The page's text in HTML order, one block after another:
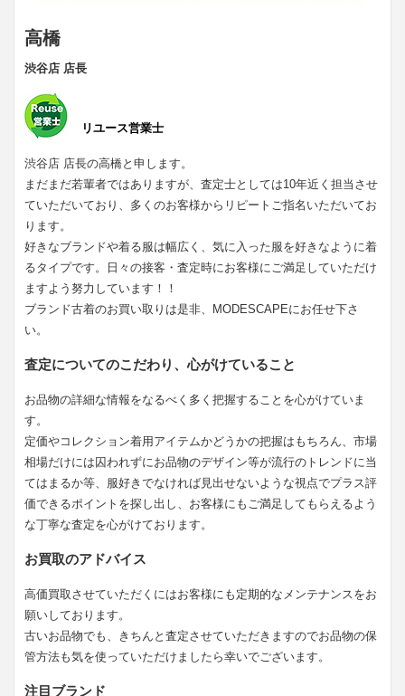
高橋
渋谷店 店長
リユース営業士
渋谷店 店長の高橋と申します。
まだまだ若輩者ではありますが、査定士としては10年近く担当させ
ていただいており、多くのお客様からリピートご指名いただいてお
ります。
好きなブランドや着る服は幅広く、気に入った服を好きなように着
るタイプです。日々の接客・査定時にお客様にご満足していただけ
ますよう努力しています！！
ブランド古着のお買い取りは是非、MODESCAPEにお任せ下さ
い。
査定についてのこだわり、心がけていること
お品物の詳細な情報をなるべく多く把握することを心がけていま
す。
定価やコレクション着用アイテムかどうかの把握はもちろん、市場
相場だけには囚われずにお品物のデザイン等が流行のトレンドに当
てはまるか等、服好きでなければ見出せないような視点でプラス評
価できるポイントを探し出し、お客様にもご満足してもらえるよう
な丁寧な査定を心がけております。
お買取のアドバイス
高価買取させていただくにはお客様にも定期的なメンテナンスをお
願いしております。
古いお品物でも、きちんと査定させていただきますのでお品物の保
管方法も気を使っていただけましたら幸いでございます。
注目ブランド